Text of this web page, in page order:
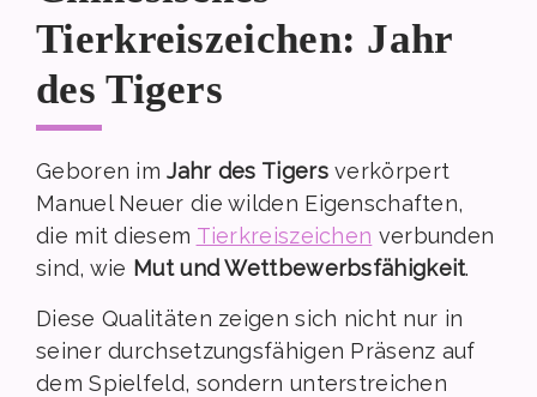
Tierkreiszeichen: Jahr
des Tigers
Geboren imJahr des Tigersverkörpert
Manuel Neuer die wilden Eigenschaften,
die mit diesem Tierkreiszeichen verbunden
sind, wie Mut und Wettbewerbsfähigkeit.
Diese Qualitäten zeigen sich nicht nur in
seiner durchsetzungsfähigen Präsenz auf
dem Spielfeld, sondern unterstreichen